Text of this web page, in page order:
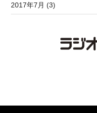
2017年7月 (3)